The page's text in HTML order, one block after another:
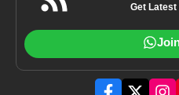
Get Latest